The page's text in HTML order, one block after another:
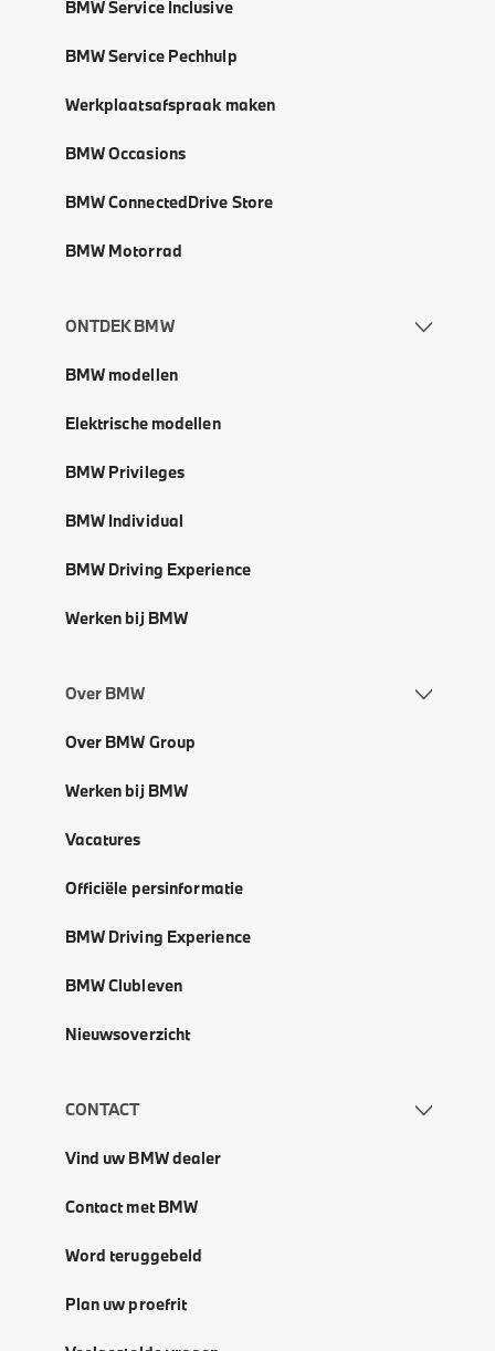
BMW Service Inclusive
BMW Service Pechhulp
Werkplaatsafspraak maken
BMW Occasions
BMW ConnectedDrive Store
BMW Motorrad
ONTDEK BMW
BMW modellen
Elektrische modellen
BMW Privileges
BMW Individual
BMW Driving Experience
Werken bij BMW
Over BMW
Over BMW Group
Werken bij BMW
Vacatures
Officiële persinformatie
BMW Driving Experience
BMW Clubleven
Nieuwsoverzicht
CONTACT
Vind uw BMW dealer
Contact met BMW
Word teruggebeld
Plan uw proefrit